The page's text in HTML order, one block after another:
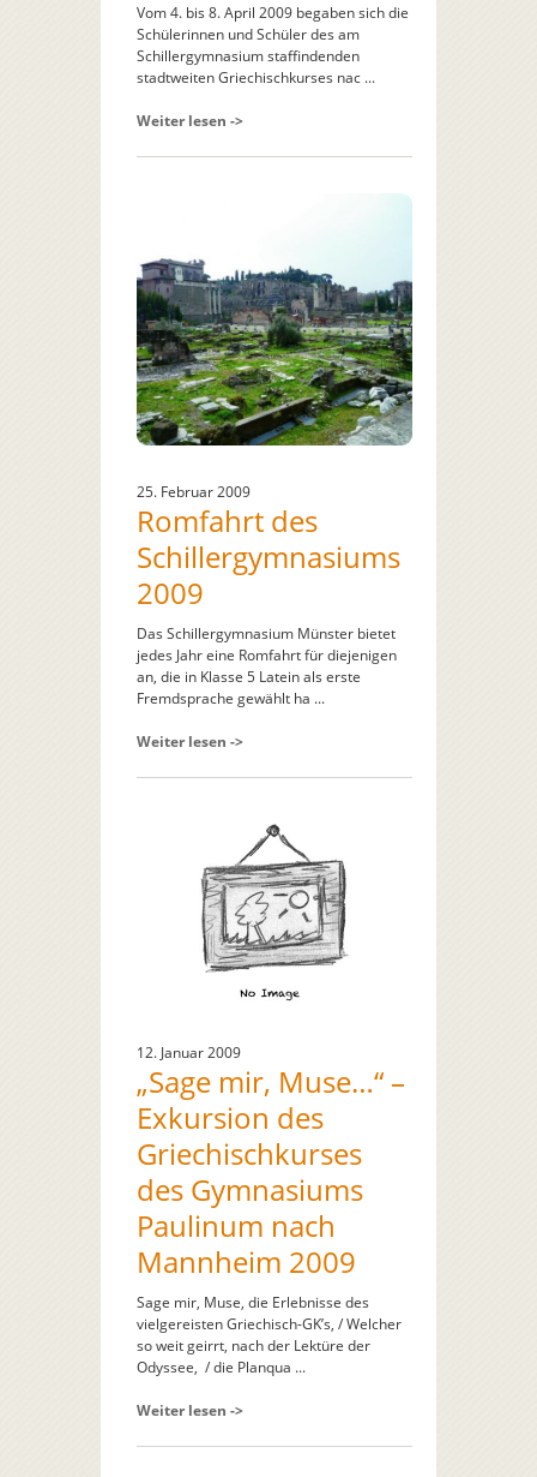
Vom 4. bis 8. April 2009 begaben sich die
Schülerinnen und Schüler des am
Schillergymnasium staffindenden
stadtweiten Griechischkurses nac ...
Weiter lesen ->
25. Februar 2009
Romfahrt des
Schillergymnasiums
2009
Das Schillergymnasium Münster bietet
jedes Jahr eine Romfahrt für diejenigen
an, die in Klasse 5 Latein als erste
Fremdsprache gewählt ha ...
Weiter lesen ->
12. Januar 2009
„Sage mir, Muse…“ –
Exkursion des
Griechischkurses
des Gymnasiums
Paulinum nach
Mannheim 2009
Sage mir, Muse, die Erlebnisse des
vielgereisten Griechisch-GK’s, / Welcher
so weit geirrt, nach der Lektüre der
Odyssee, / die Planqua ...
Weiter lesen ->